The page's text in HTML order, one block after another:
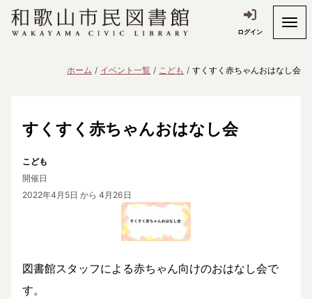
ログイン
ホーム イベント一覧 こども すくすく赤ちゃんおはなし会
すくすく赤ちゃんおはなし会
こども
開催日
2022年4月5日 から 4月26日
図書館スタッフによる赤ちゃん向けのおはなし会で
す。